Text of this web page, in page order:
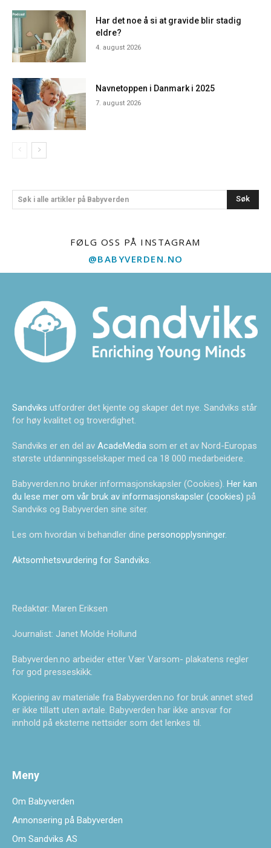
Har det noe å si at gravide blir stadig
eldre?
4. august 2026
Navnetoppen i Danmark i 2025
7. august 2026
Søk i alle artikler på Babyverden Søk
FØLG OSS PÅ INSTAGRAM
@BABYVERDEN.NO
Sandviks utfordrer det kjente og skaper det nye. Sandviks står
for høy kvalitet og troverdighet.
Sandviks er en del av AcadeMedia som er et av Nord-Europas
største utdanningsselskaper med ca 18 000 medarbeidere.
Babyverden.no bruker informasjonskapsler (Cookies). Her kan
du lese mer om vår bruk av informasjonskapsler (cookies) på
Sandviks og Babyverden sine siter.
Les om hvordan vi behandler dine personopplysninger.
Aktsomhetsvurdering for Sandviks.
Redaktør: Maren Eriksen
Journalist: Janet Molde Hollund
Babyverden.no arbeider etter Vær Varsom- plakatens regler
for god presseskikk.
Kopiering av materiale fra Babyverden.no for bruk annet sted
er ikke tillatt uten avtale. Babyverden har ikke ansvar for
innhold på eksterne nettsider som det lenkes til.
Meny
Om Babyverden
Annonsering på Babyverden
Om Sandviks AS